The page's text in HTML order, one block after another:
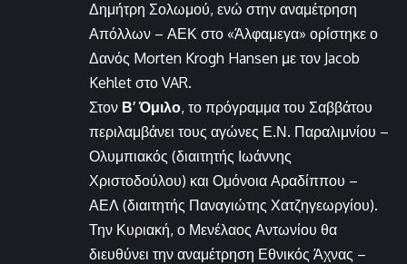
Δημήτρη Σολωμού, ενώ στην αναμέτρηση
Απόλλων – ΑΕΚ στο «Άλφαμεγα» ορίστηκε ο
Δανός Morten Krogh Hansen με τον Jacob
Kehlet στο VAR.
Στον Β’ Όμιλο, το πρόγραμμα του Σαββάτου
περιλαμβάνει τους αγώνες Ε.Ν. Παραλιμνίου –
Ολυμπιακός (διαιτητής Ιωάννης
Χριστοδούλου) και Ομόνοια Αραδίππου –
ΑΕΛ (διαιτητής Παναγιώτης Χατζηγεωργίου).
Την Κυριακή, ο Μενέλαος Αντωνίου θα
διευθύνει την αναμέτρηση Εθνικός Άχνας –